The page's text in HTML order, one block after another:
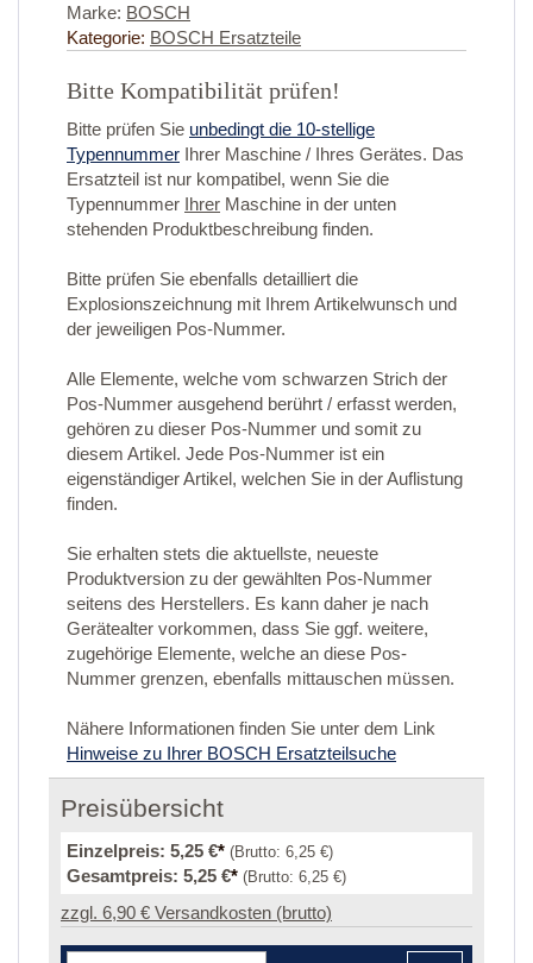
Marke: BOSCH
Kategorie: BOSCH Ersatzteile
Bitte Kompatibilität prüfen!
Bitte prüfen Sie unbedingt die 10-stellige
Typennummer Ihrer Maschine / Ihres Gerätes. Das
Ersatzteil ist nur kompatibel, wenn Sie die
Typennummer Ihrer Maschine in der unten
stehenden Produktbeschreibung finden.
Bitte prüfen Sie ebenfalls detailliert die
Explosionszeichnung mit Ihrem Artikelwunsch und
der jeweiligen Pos-Nummer.
Alle Elemente, welche vom schwarzen Strich der
Pos-Nummer ausgehend berührt / erfasst werden,
gehören zu dieser Pos-Nummer und somit zu
diesem Artikel. Jede Pos-Nummer ist ein
eigenständiger Artikel, welchen Sie in der Auflistung
finden.
Sie erhalten stets die aktuellste, neueste
Produktversion zu der gewählten Pos-Nummer
seitens des Herstellers. Es kann daher je nach
Gerätealter vorkommen, dass Sie ggf. weitere,
zugehörige Elemente, welche an diese Pos-
Nummer grenzen, ebenfalls mittauschen müssen.
Nähere Informationen finden Sie unter dem Link
Hinweise zu Ihrer BOSCH Ersatzteilsuche
Preisübersicht
Einzelpreis: 5,25 €* (Brutto: 6,25 €)
Gesamtpreis: 5,25 €* (Brutto: 6,25 €)
zzgl. 6,90 € Versandkosten (brutto)